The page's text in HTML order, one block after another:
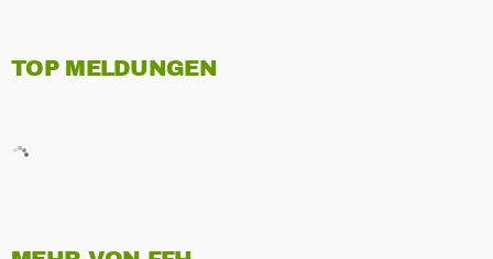
TOP MELDUNGEN